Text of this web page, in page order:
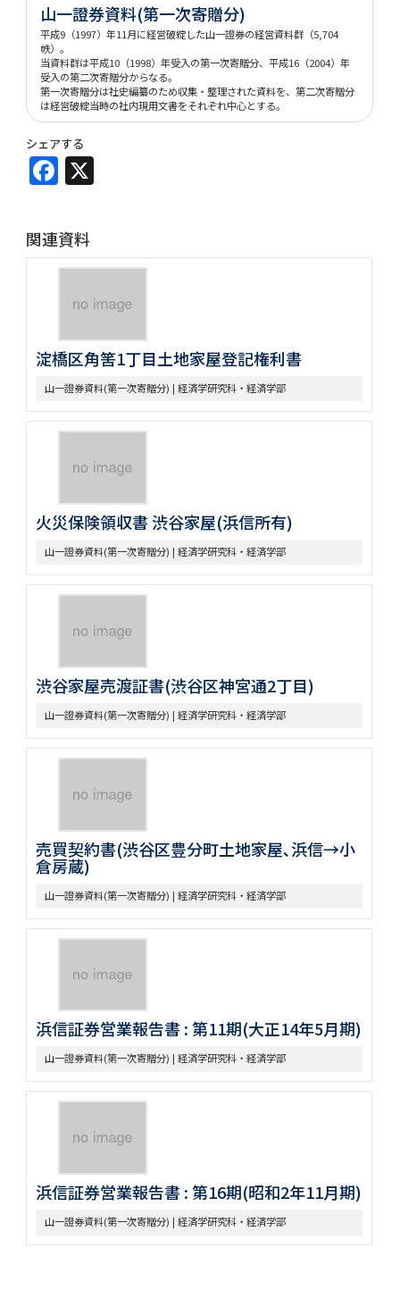
山一證券資料(第一次寄贈分)
平成9（1997）年11月に経営破綻した山一證券の経営資料群（5,704
帙）。
当資料群は平成10（1998）年受入の第一次寄贈分、平成16（2004）年
受入の第二次寄贈分からなる。
第一次寄贈分は社史編纂のため収集・整理された資料を、第二次寄贈分
は経営破綻当時の社内現用文書をそれぞれ中心とする。
シェアする
Facebook
関連資料
淀橋区角筈1丁目土地家屋登記権利書
山一證券資料(第一次寄贈分) | 経済学研究科・経済学部
火災保険領収書 渋谷家屋(浜信所有)
山一證券資料(第一次寄贈分) | 経済学研究科・経済学部
渋谷家屋売渡証書(渋谷区神宮通2丁目)
山一證券資料(第一次寄贈分) | 経済学研究科・経済学部
売買契約書(渋谷区豊分町土地家屋､浜信→小
倉房蔵)
山一證券資料(第一次寄贈分) | 経済学研究科・経済学部
浜信証券営業報告書 : 第11期(大正14年5月期)
山一證券資料(第一次寄贈分) | 経済学研究科・経済学部
浜信証券営業報告書 : 第16期(昭和2年11月期)
山一證券資料(第一次寄贈分) | 経済学研究科・経済学部